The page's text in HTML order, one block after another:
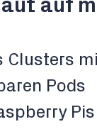
auf
Clusters
Pods
Pis